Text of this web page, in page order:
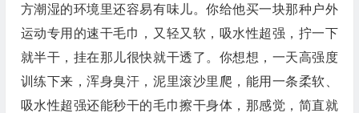
方潮湿的环境里还容易有味儿。你给他买一块那种户外
运动专用的速干毛巾，又轻又软，吸水性超强，拧一下
就半干，挂在那儿很快就干透了。你想想，一天高强度
训练下来，浑身臭汗，泥里滚沙里爬，能用一条柔软、
吸水性超强还能秒干的毛巾擦干身体，那感觉，简直就